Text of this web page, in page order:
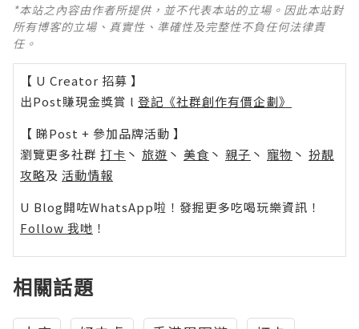
*本站之內容由作者所提供，並不代表本站的立場。因此本站對
所有博客的立場、真實性、準確性及完整性不負任何法律責
任。
【 U Creator 招募 】
出Post賺現金獎賞 l 登記《社群創作有價企劃》
【 睇Post + 參加品牌活動 】
瀏覽更多社群 打卡 丶 旅遊 丶 美食 丶 親子 丶 寵物 丶 扮靚
攻略及 活動情報
U Blog開咗WhatsApp啦！發掘更多吃喝玩樂資訊！
Follow 我哋 ！
相關話題